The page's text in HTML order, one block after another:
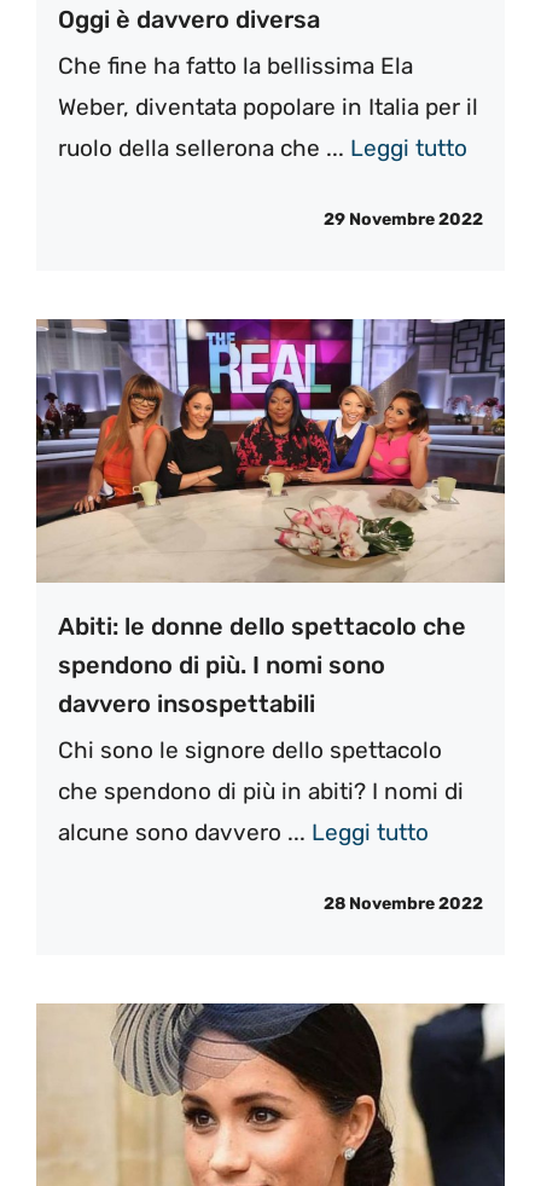
Oggi è davvero diversa
Che fine ha fatto la bellissima Ela
Weber, diventata popolare in Italia per il
ruolo della sellerona che ... Leggi tutto
29 Novembre 2022
Abiti: le donne dello spettacolo che
spendono di più. I nomi sono
davvero insospettabili
Chi sono le signore dello spettacolo
che spendono di più in abiti? I nomi di
alcune sono davvero ... Leggi tutto
28 Novembre 2022